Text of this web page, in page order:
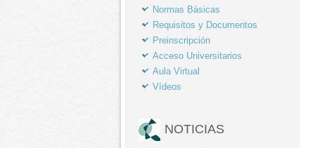
Normas Básicas
Requisitos y Documentos
Preinscripción
Acceso Universitarios
Aula Virtual
Vídeos
NOTICIAS